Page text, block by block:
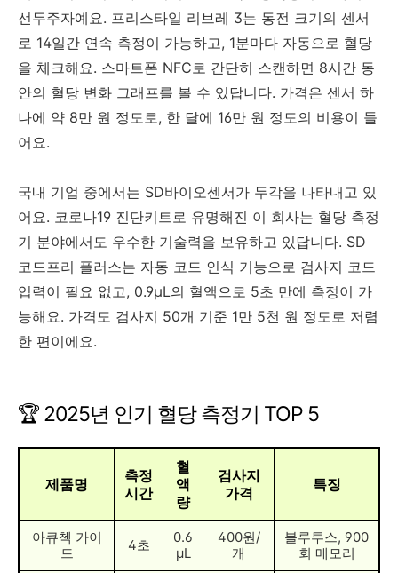
선두주자예요. 프리스타일 리브레 3는 동전 크기의 센서
로 14일간 연속 측정이 가능하고, 1분마다 자동으로 혈당
을 체크해요. 스마트폰 NFC로 간단히 스캔하면 8시간 동
안의 혈당 변화 그래프를 볼 수 있답니다. 가격은 센서 하
나에 약 8만 원 정도로, 한 달에 16만 원 정도의 비용이 들
어요.
국내 기업 중에서는 SD바이오센서가 두각을 나타내고 있
어요. 코로나19 진단키트로 유명해진 이 회사는 혈당 측정
기 분야에서도 우수한 기술력을 보유하고 있답니다. SD
코드프리 플러스는 자동 코드 인식 기능으로 검사지 코드
입력이 필요 없고, 0.9μL의 혈액으로 5초 만에 측정이 가
능해요. 가격도 검사지 50개 기준 1만 5천 원 정도로 저렴
한 편이에요.
🏆 2025년 인기 혈당 측정기 TOP 5
제품명
측정
시간
혈
액
량
검사지
가격
특징
아큐첵 가이
드
4초
0.6
μL
400원/
개
블루투스, 900
회 메모리